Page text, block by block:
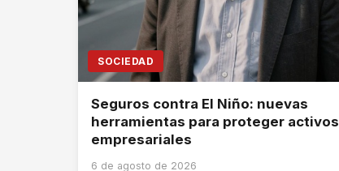
SOCIEDAD
Seguros contra El Niño: nuevas
herramientas para proteger activos
empresariales
6 de agosto de 2026